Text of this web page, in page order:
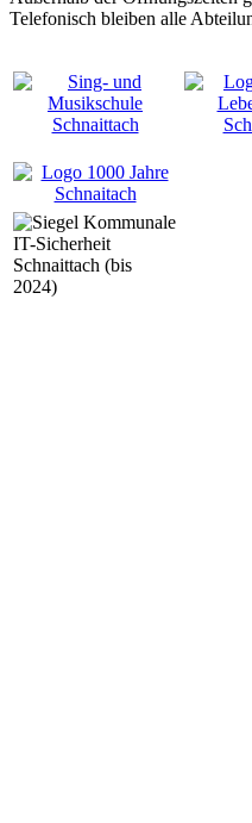
Telefonisch bleiben alle